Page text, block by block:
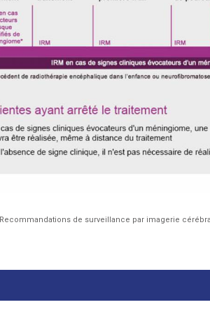
Recommandations de surveillance par imagerie